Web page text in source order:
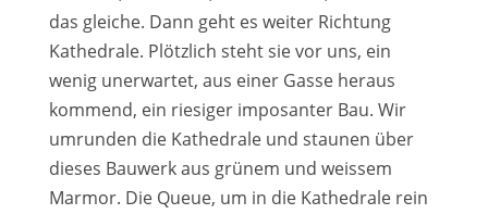
das glei­che. Dann geht es wei­ter Richtung
Kathedrale. Plötzlich steht sie vor uns, ein
wenig uner­war­tet, aus einer Gasse her­aus
kom­mend, ein rie­si­ger impo­san­ter Bau. Wir
umrun­den die Kathedrale und stau­nen über
die­ses Bauwerk aus grü­nem und weis­sem
Marmor. Die Queue, um in die Kathedrale rein